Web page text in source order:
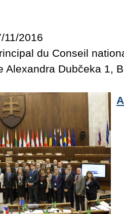
11/2016
du Conseil
Alexandra Dubčeka 1,